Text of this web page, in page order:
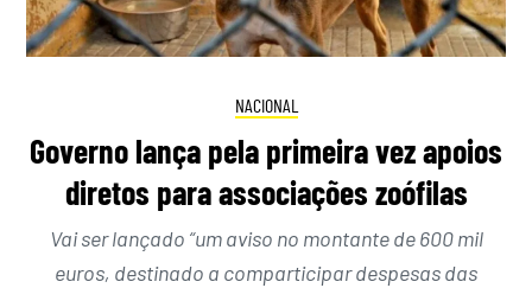
NACIONAL
Governo lança pela primeira vez apoios
diretos para associações zoófilas
Vai ser lançado “um aviso no montante de 600 mil
euros, destinado a comparticipar despesas das